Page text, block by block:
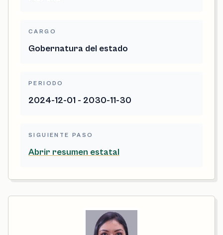
CARGO
Gobernatura del estado
PERIODO
2024-12-01 - 2030-11-30
SIGUIENTE PASO
Abrir resumen estatal